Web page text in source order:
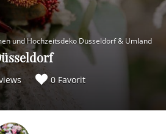
und Hochzeitsdeko Düsseldorf & Umland
0 Favorit